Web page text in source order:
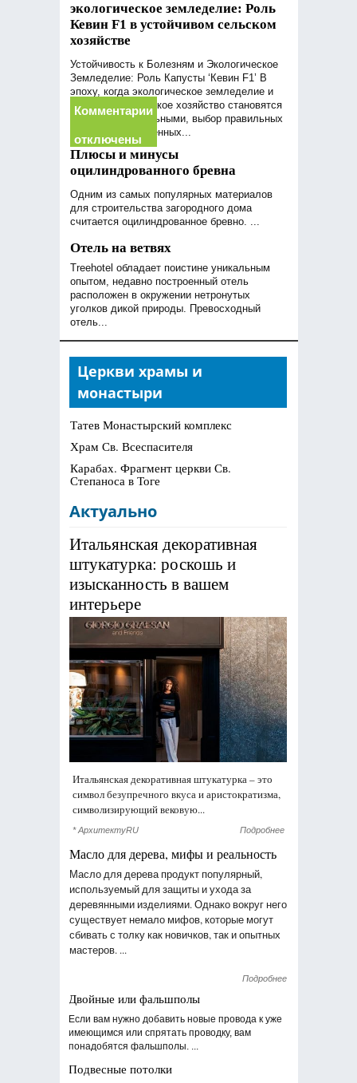
Комментарии
к
записи
Устойчивость
болезням
и
земледелие:
Кевин
F1
в
устойчивом
сельском
хозяйстве
отключены
экологическое земледелие: Роль
Кевин F1 в устойчивом сельском
хозяйстве
Устойчивость к Болезням и Экологическое
Земледелие: Роль Капусты ‘Кевин F1’ В
эпоху, когда экологическое земледелие и
устойчивое сельское хозяйство становятся
все более актуальными, выбор правильных
сельскохозяйственных...
Плюсы и минусы
оцилиндрованного бревна
Одним из самых популярных материалов
для строительства загородного дома
считается оцилиндрованное бревно. ...
Отель на ветвях
Treehotel обладает поистине уникальным
опытом, недавно построенный отель
расположен в окружении нетронутых
уголков дикой природы. Превосходный
отель...
Церкви храмы и
монастыри
Татев Монастырский комплекс
Храм Св. Всеспасителя
Карабах. Фрагмент церкви Св.
Степаноса в Тоге
Актуально
Итальянская декоративная
штукатурка: роскошь и
изысканность в вашем
интерьере
Итальянская декоративная штукатурка – это
символ безупречного вкуса и аристократизма,
символизирующий вековую...
Подробнее
* АрхитектуRU
Масло для дерева, мифы и реальность
Масло для дерева продукт популярный,
используемый для защиты и ухода за
деревянными изделиями. Однако вокруг него
существует немало мифов, которые могут
сбивать с толку как новичков, так и опытных
мастеров. ...
Подробнее
Двойные или фальшполы
Если вам нужно добавить новые провода к уже
имеющимся или спрятать проводку, вам
понадобятся фальшполы. ...
Подвесные потолки